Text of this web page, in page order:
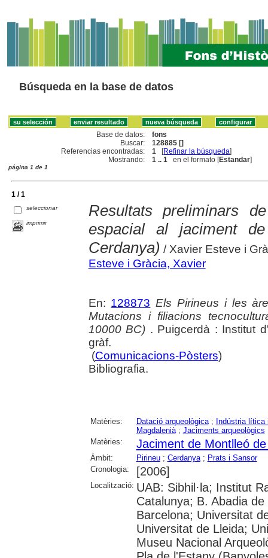
Búsqueda en la base de datos
Base de datos:
fons
Buscar:
128885 []
Referencias encontradas:
1 [Refinar la búsqueda]
Mostrando:
1 .. 1 en el formato [Estandar]
página 1 de 1
1 / 1
seleccionar
imprimir
Resultats preliminars
espacial al jaciment
Cerdanya) / Xavier Esteve i
Esteve i Gràcia, Xavier
En: 128873 Els Pirineus i les
Mutacions i filiacions
10000 BC) . Puigcerdà : Institut
gràf.
(Comunicacions-Pòsters)
Bibliografia.
Matèries: Datació arqueològica; Indústria lítica
Magdalenià; Jaciments arqueològics
Matèries:
Jaciment de Montlleó
Àmbit: Pirineu; Cerdanya; Prats i Sansor
Cronologia:
[2006]
Localització: UAB: Sibhil·la; Institut
Catalunya; B. Abadia
Barcelona; Universitat
Universitat de Lleida;
Museu Nacional